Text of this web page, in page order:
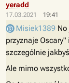
17.03.2021 19:41
yeradd
Misiek1389
przyznaje
szczególnie
Ale mimo